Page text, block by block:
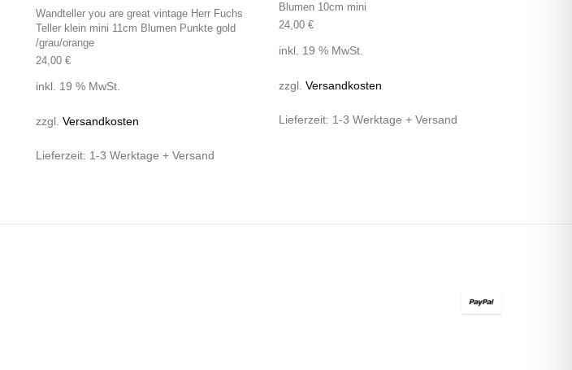
Wandteller you are great vintage Herr Fuchs
Teller klein mini 11cm Blumen Punkte gold
/grau/orange
24,00 €
inkl. 19 % MwSt.
zzgl. Versandkosten
Lieferzeit: 1-3 Werktage + Versand
Blumen 10cm mini
24,00 €
inkl. 19 % MwSt.
zzgl. Versandkosten
Lieferzeit: 1-3 Werktage + Versand